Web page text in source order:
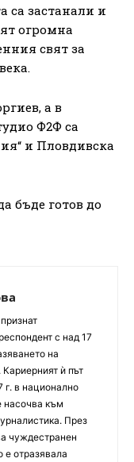
са застанали и
огромна
свят за
а в
Ф2Ф са
и Пловдивска
бъде готов до
с над 17
на
Кариерният ѝ път
г. в национално
насочва към
През
чуждестранен
е отразявала